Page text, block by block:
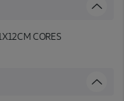
CORES